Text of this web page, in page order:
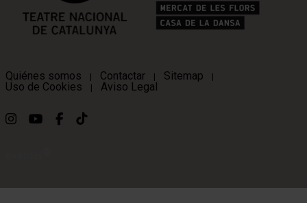
Quiénes somos | Contactar | Sitemap |
Uso de Cookies | Aviso Legal
Link a instagram
Link a youtube
Link a facebook
Link a ticktok